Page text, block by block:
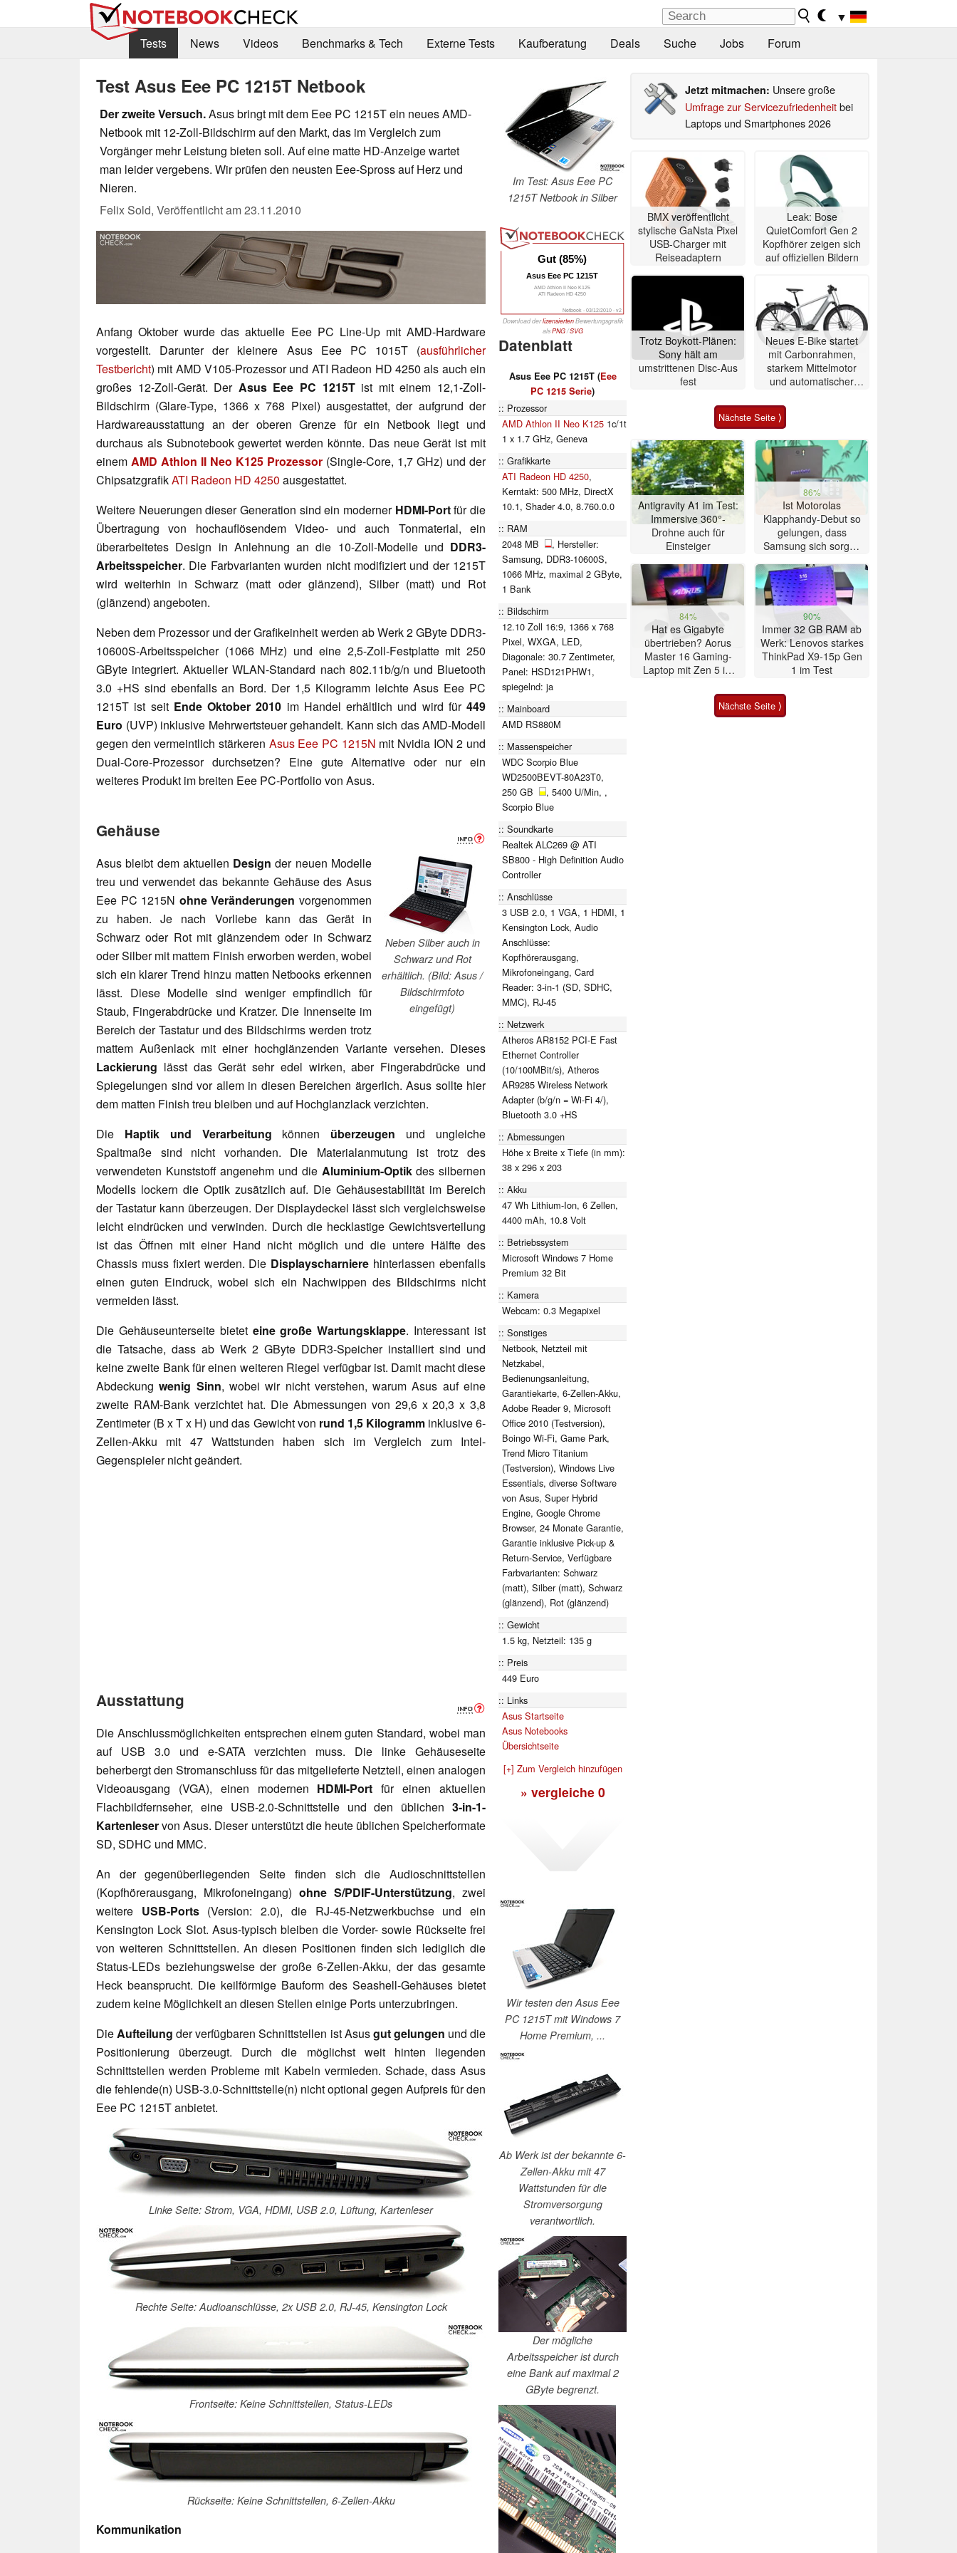
▼
Tests
News Videos Benchmarks & Tech Externe Tests Kaufberatung Deals Suche Jobs Forum
Test Asus Eee PC 1215T Netbook
Der zweite Versuch.Asus bringt mit dem Eee PC 1215T ein neues AMD-
Netbook mit 12-Zoll-Bildschirm auf den Markt, das im Vergleich zum
Vorgänger mehr Leistung bieten soll. Auf eine matte HD-Anzeige wartet
man leider vergebens. Wir prüfen den neusten Eee-Spross auf Herz und
Nieren.
Felix Sold, Veröffentlicht am23.11.2010
Anfang Oktober wurde das aktuelle Eee PC Line-Up mit AMD-Hardware
vorgestellt. Darunter der kleinere Asus Eee PC 1015T (ausführlicher
Testbericht) mit AMD V105-Prozessor und ATI Radeon HD 4250 als auch ein
großes 12-Zoll-Gerät. Der Asus Eee PC 1215Tist mit einem 12,1-Zoll-
Bildschirm (Glare-Type, 1366 x 768 Pixel) ausgestattet, der aufgrund der
Hardwareausstattung an der oberen Grenze für ein Netbook liegt und
durchaus als Subnotebook gewertet werden könnte. Das neue Gerät ist mit
einem AMD Athlon II Neo K125 Prozessor (Single-Core, 1,7 GHz) und der
ChipsatzgrafikATI Radeon HD 4250 ausgestattet.
Weitere Neuerungen dieser Generation sind ein moderner HDMI-Portfür die
Übertragung von hochauflösendem Video- und auch Tonmaterial, ein
überarbeitetes Design in Anlehnung an die 10-Zoll-Modelle und DDR3-
Arbeitsspeicher. Die Farbvarianten wurden nicht modifiziert und der 1215T
wird weiterhin in Schwarz (matt oder glänzend), Silber (matt) und Rot
(glänzend) angeboten.
Neben dem Prozessor und der Grafikeinheit werden ab Werk 2 GByte DDR3-
10600S-Arbeitsspeicher (1066 MHz) und eine 2,5-Zoll-Festplatte mit 250
GByte integriert. Aktueller WLAN-Standard nach 802.11b/g/n und Bluetooth
3.0 +HS sind ebenfalls an Bord. Der 1,5 Kilogramm leichte Asus Eee PC
1215T ist seit Ende Oktober 2010 im Handel erhältlich und wird für 449
Euro (UVP) inklusive Mehrwertsteuer gehandelt. Kann sich das AMD-Modell
gegen den vermeintlich stärkeren Asus Eee PC 1215N mit Nvidia ION 2 und
Dual-Core-Prozessor durchsetzen? Eine gute Alternative oder nur ein
weiteres Produkt im breiten Eee PC-Portfolio von Asus.
Gehäuse
Neben Silber auch in
Schwarz und Rot
erhältlich. (Bild: Asus /
Bildschirmfoto
eingefügt)
Asus bleibt dem aktuellen Design der neuen Modelle
treu und verwendet das bekannte Gehäuse des Asus
Eee PC 1215N ohne Veränderungen vorgenommen
zu haben. Je nach Vorliebe kann das Gerät in
Schwarz oder Rot mit glänzendem oder in Schwarz
oder Silber mit mattem Finish erworben werden, wobei
sich ein klarer Trend hinzu matten Netbooks erkennen
lässt. Diese Modelle sind weniger empfindlich für
Staub, Fingerabdrücke und Kratzer. Die Innenseite im
Bereich der Tastatur und des Bildschirms werden trotz
mattem Außenlack mit einer hochglänzenden Variante versehen. Dieses
Lackierung lässt das Gerät sehr edel wirken, aber Fingerabdrücke und
Spiegelungen sind vor allem in diesen Bereichen ärgerlich. Asus sollte hier
dem matten Finish treu bleiben und auf Hochglanzlack verzichten.
Die Haptik und Verarbeitung können überzeugen und ungleiche
Spaltmaße sind nicht vorhanden. Die Materialanmutung ist trotz des
verwendeten Kunststoff angenehm und die Aluminium-Optikdes silbernen
Modells lockern die Optik zusätzlich auf. Die Gehäusestabilität im Bereich
der Tastatur kann überzeugen. Der Displaydeckel lässt sich vergleichsweise
leicht eindrücken und verwinden. Durch die hecklastige Gewichtsverteilung
ist das Öffnen mit einer Hand nicht möglich und die untere Hälfte des
Chassis muss fixiert werden. Die Displayscharniere hinterlassen ebenfalls
einen guten Eindruck, wobei sich ein Nachwippen des Bildschirms nicht
vermeiden lässt.
Die Gehäuseunterseite bietet eine große Wartungsklappe. Interessant ist
die Tatsache, dass ab Werk 2 GByte DDR3-Speicher installiert sind und
keine zweite Bank für einen weiteren Riegel verfügbar ist. Damit macht diese
Abdeckungwenig Sinn, wobei wir nicht verstehen, warum Asus auf eine
zweite RAM-Bank verzichtet hat. Die Abmessungen von 29,6 x 20,3 x 3,8
Zentimeter (B x T x H) und das Gewicht von rund 1,5 Kilogramminklusive 6-
Zellen-Akku mit 47 Wattstunden haben sich im Vergleich zum Intel-
Gegenspieler nicht geändert.
Ausstattung
Die Anschlussmöglichkeiten entsprechen einem guten Standard, wobei man
auf USB 3.0 und e-SATA verzichten muss. Die linke Gehäuseseite
beherbergt den Stromanschluss für das mitgelieferte Netzteil, einen analogen
Videoausgang (VGA), einen modernen HDMI-Port für einen aktuellen
Flachbildfernseher, eine USB-2.0-Schnittstelle und den üblichen 3-in-1-
Kartenleservon Asus. Dieser unterstützt die heute üblichen Speicherformate
SD, SDHC und MMC.
An der gegenüberliegenden Seite finden sich die Audioschnittstellen
(Kopfhörerausgang, Mikrofoneingang) ohne S/PDIF-Unterstützung, zwei
weitere USB-Ports(Version: 2.0), die RJ-45-Netzwerkbuchse und ein
Kensington Lock Slot. Asus-typisch bleiben die Vorder- sowie Rückseite frei
von weiteren Schnittstellen. An diesen Positionen finden sich lediglich die
Status-LEDs beziehungsweise der große 6-Zellen-Akku, der das gesamte
Heck beansprucht. Die keilförmige Bauform des Seashell-Gehäuses bietet
zudem keine Möglichkeit an diesen Stellen einige Ports unterzubringen.
DieAufteilungder verfügbaren Schnittstellen ist Asusgut gelungen und die
Positionierung überzeugt. Durch die möglichst weit hinten liegenden
Schnittstellen werden Probleme mit Kabeln vermieden. Schade, dass Asus
die fehlende(n) USB-3.0-Schnittstelle(n) nicht optional gegen Aufpreis für den
Eee PC 1215T anbietet.
Linke Seite: Strom, VGA, HDMI, USB 2.0, Lüftung, Kartenleser
Rechte Seite: Audioanschlüsse, 2x USB 2.0, RJ-45, Kensington Lock
Frontseite: Keine Schnittstellen, Status-LEDs
Rückseite: Keine Schnittstellen, 6-Zellen-Akku
Kommunikation
Im Test: Asus Eee PC
1215T Netbook in Silber
Gut (85%)
Asus Eee PC 1215T
AMD Athlon II Neo K125
ATI Radeon HD 4250
Netbook - 03/12/2010 - v2
Download derlizensiertenBewertungsgrafik
alsPNG/SVG
Datenblatt
Asus Eee PC 1215T (Eee
PC 1215 Serie)
Prozessor
AMD Athlon II Neo K125 1c/1t
1 x 1.7 GHz, Geneva
Grafikkarte
ATI Radeon HD 4250,
Kerntakt: 500 MHz, DirectX
10.1, Shader 4.0, 8.760.0.0
RAM
2048 MB
, Hersteller:
Samsung, DDR3-10600S,
1066 MHz, maximal 2 GByte,
1 Bank
Bildschirm
12.10 Zoll 16:9, 1366 x 768
Pixel, WXGA, LED,
Diagonale: 30.7 Zentimeter,
Panel: HSD121PHW1,
spiegelnd: ja
Mainboard
AMD RS880M
Massenspeicher
WDC Scorpio Blue
WD2500BEVT-80A23T0,
250 GB
, 5400 U/Min, ,
Scorpio Blue
Soundkarte
Realtek ALC269 @ ATI
SB800 - High Definition Audio
Controller
Anschlüsse
3 USB 2.0, 1 VGA, 1 HDMI, 1
Kensington Lock, Audio
Anschlüsse:
Kopfhörerausgang,
Mikrofoneingang, Card
Reader: 3-in-1 (SD, SDHC,
MMC), RJ-45
Netzwerk
Atheros AR8152 PCI-E Fast
Ethernet Controller
(10/100MBit/s), Atheros
AR9285 Wireless Network
Adapter (b/g/n = Wi-Fi 4/),
Bluetooth 3.0 +HS
Abmessungen
Höhe x Breite x Tiefe (in mm):
38 x 296 x 203
Akku
47 Wh Lithium-Ion, 6 Zellen,
4400 mAh, 10.8 Volt
Betriebssystem
Microsoft Windows 7 Home
Premium 32 Bit
Kamera
Webcam: 0.3 Megapixel
Sonstiges
Netbook, Netzteil mit
Netzkabel,
Bedienungsanleitung,
Garantiekarte, 6-Zellen-Akku,
Adobe Reader 9, Microsoft
Office 2010 (Testversion),
Boingo Wi-Fi, Game Park,
Trend Micro Titanium
(Testversion), Windows Live
Essentials, diverse Software
von Asus, Super Hybrid
Engine, Google Chrome
Browser, 24 Monate Garantie,
Garantie inklusive Pick-up &
Return-Service, Verfügbare
Farbvarianten: Schwarz
(matt), Silber (matt), Schwarz
(glänzend), Rot (glänzend)
Gewicht
1.5 kg, Netzteil: 135 g
Preis
449 Euro
Links
Asus Startseite
Asus Notebooks
Übersichtseite
[+] Zum Vergleich hinzufügen
» vergleiche 0
Wir testen den Asus Eee
PC 1215T mit Windows 7
Home Premium, ...
Ab Werk ist der bekannte 6-
Zellen-Akku mit 47
Wattstunden für die
Stromversorgung
verantwortlich.
Der mögliche
Arbeitsspeicher ist durch
eine Bank auf maximal 2
GByte begrenzt.
Jetzt mitmachen: Unsere große
Umfrage zur Servicezufriedenheitbei
Laptops und Smartphones 2026
BMX veröffentlicht
stylische GaNsta Pixel
USB-Charger mit
Reiseadaptern
Leak: Bose
QuietComfort Gen 2
Kopfhörer zeigen sich
auf offiziellen Bildern
Trotz Boykott-Plänen:
Sony hält am
umstrittenen Disc-Aus
fest
Neues E-Bike startet
mit Carbonrahmen,
starkem Mittelmotor
und automatischer
Nächste Seite ⟩
Antigravity A1 im Test:
Immersive 360°-
Drohne auch für
Einsteiger
86%
Ist Motorolas
Klapphandy-Debut so
gelungen, dass
Samsung sich sorgen
Smartphone im Test
84%
Hat es Gigabyte
übertrieben? Aorus
Master 16 Gaming-
Laptop mit Zen 5 im
90%
Immer 32 GB RAM ab
Werk: Lenovos starkes
ThinkPad X9-15p Gen
1 im Test
Nächste Seite ⟩